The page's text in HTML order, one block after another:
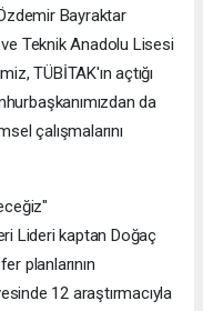
Bayraktar
Teknik Anadolu Lisesi
TÜBİTAK'ın açtığı
da
çalışmalarını
Lideri kaptan Doğaç
planlarının
12 araştırmacıyla